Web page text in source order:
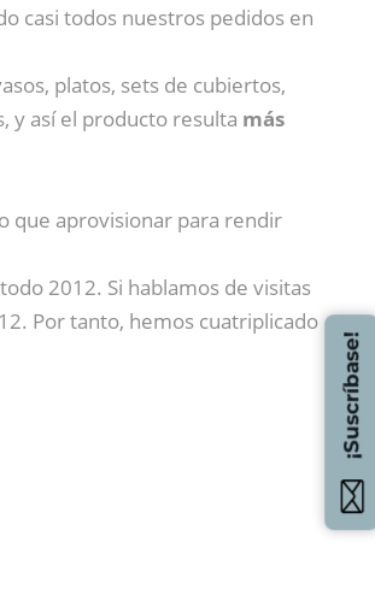
casi todos nuestros pedidos en
platos, sets de cubiertos,
y así el producto resulta más
que aprovisionar para rendir
2012. Si hablamos de visitas
Por tanto, hemos cuatriplicado
¡Suscríbase!